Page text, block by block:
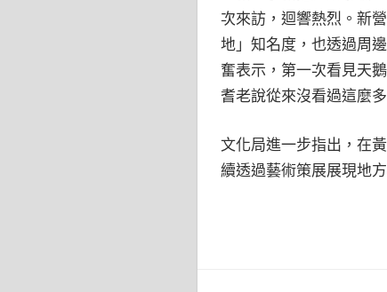
次來訪，迴響熱烈。新
地」知名度，也透過周
奮表示，第一次看見天
耆老說從來沒看過這麼
文化局進一步指出，在
續透過藝術策展展現地